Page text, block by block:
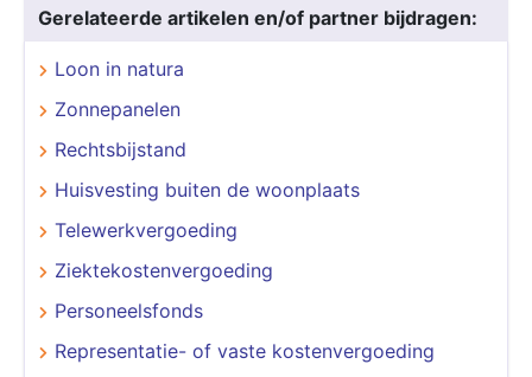
Gerelateerde artikelen en/of partner bijdragen:
Loon in natura
Zonnepanelen
Rechtsbijstand
Huisvesting buiten de woonplaats
Telewerkvergoeding
Ziektekostenvergoeding
Personeelsfonds
Representatie- of vaste kostenvergoeding